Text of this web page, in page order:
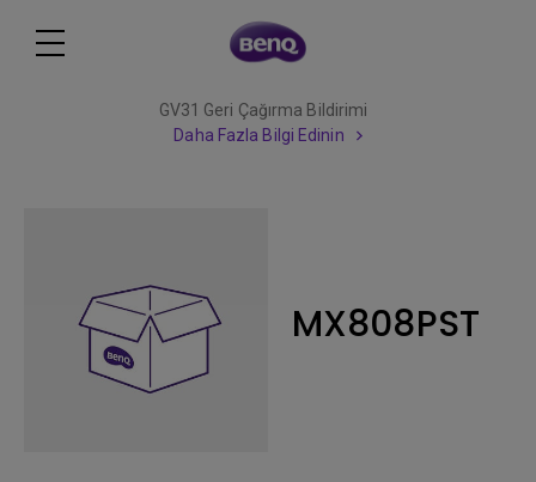
GV31 Geri Çağırma Bildirimi
Daha Fazla Bilgi Edinin
MX808PST